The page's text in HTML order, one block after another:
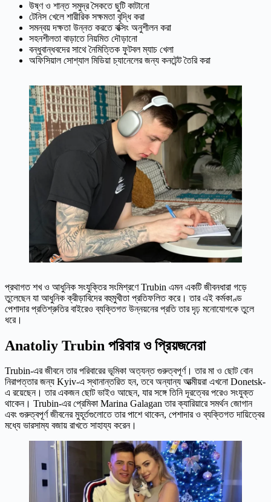
উষ্ণ ও শান্ত সমুদ্র সৈকতে ছুটি কাটানো
টেনিস খেলে শারীরিক সক্ষমতা বৃদ্ধি করা
সমন্বয় দক্ষতা উন্নত করতে বক্সিং অনুশীলন করা
সহনশীলতা বাড়াতে নিয়মিত দৌড়ানো
বন্ধুবান্ধবদের সাথে নৈমিত্তিক ফুটবল ম্যাচ খেলা
অফিসিয়াল সোশ্যাল মিডিয়া চ্যানেলের জন্য কনটেন্ট তৈরি করা
প্রথাগত শখ ও আধুনিক সংযুক্তির সংমিশ্রণে Trubin এমন একটি জীবনধারা গড়ে
তুলেছেন যা আধুনিক ক্রীড়াবিদের বহুমুখীতা প্রতিফলিত করে। তার এই কর্মকাণ্ড
পেশাদার প্রতিশ্রুতির বাইরেও ব্যক্তিগত উন্নয়নের প্রতি তার দৃঢ় মনোযোগকে তুলে
ধরে।
Anatoliy Trubin পরিবার ও প্রিয়জনেরা
Trubin-এর জীবনে তার পরিবারের ভূমিকা অত্যন্ত গুরুত্বপূর্ণ। তার মা ও ছোট বোন
নিরাপত্তার জন্য Kyiv-এ স্থানান্তরিত হন, তবে অন্যান্য আত্মীয়রা এখনো Donetsk-
এ রয়েছেন। তার একজন ছোট ভাইও আছেন, যার সঙ্গে তিনি দূরত্বের পরেও সংযুক্ত
থাকেন। Trubin-এর প্রেমিকা Marina Galagan তার ক্যারিয়ারে সমর্থন জোগান
এবং গুরুত্বপূর্ণ জীবনের মুহূর্তগুলোতে তার পাশে থাকেন, পেশাদার ও ব্যক্তিগত দায়িত্বের
মধ্যে ভারসাম্য বজায় রাখতে সাহায্য করেন।